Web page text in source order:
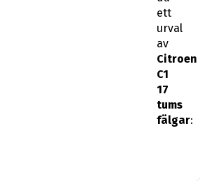
ett
urval
av
Citroen
C1
17
tums
fälgar: